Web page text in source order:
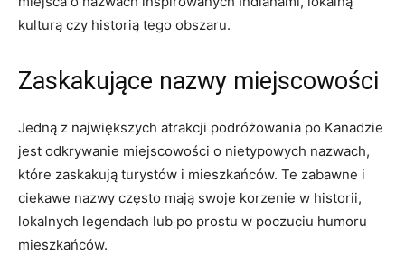
kulturą czy ‍historią⁤ tego ​obszaru.
Zaskakujące nazwy miejscowości
Jedną ‌z największych atrakcji podróżowania po Kanadzie
jest odkrywanie miejscowości o nietypowych ⁤nazwach,
które⁤ zaskakują ‌turystów i ⁢mieszkańców. Te zabawne i
ciekawe nazwy często mają swoje ​korzenie w ⁤historii,
⁣lokalnych​ legendach lub⁢ po ⁣prostu⁤ w ‍poczuciu ‍humoru
mieszkańców.